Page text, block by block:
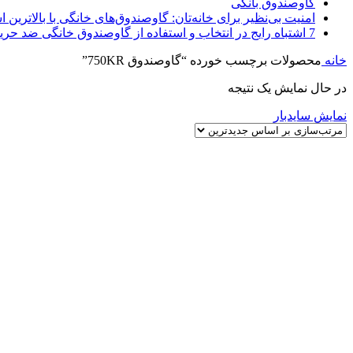
گاوصندوق بانکی
امنیت بی‌نظیر برای خانه‌تان: گاوصندوق‌های خانگی با بالاترین
7 اشتباه رایج در انتخاب و استفاده از گاوصندوق خانگی ضد حریق
خانه محصولات برچسب خورده “گاوصندوق 750KR”
در حال نمایش یک نتیجه
نمایش سایدبار